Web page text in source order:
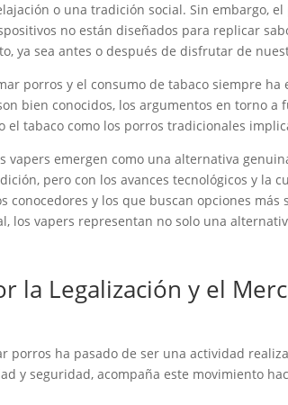
o una tradición social. Sin embargo,
no están diseñados para replicar
ya sea antes o después de disfrutar de
porros y el consumo de tabaco siempre
bien conocidos, los argumentos en torno
el tabaco como los porros tradicionales
vapers emergen como una alternativa
pero con los avances tecnológicos y la
conocedores y los que buscan opciones
los vapers representan no solo una
la Legalización y el
porros ha pasado de ser una actividad
y seguridad, acompaña este movimiento